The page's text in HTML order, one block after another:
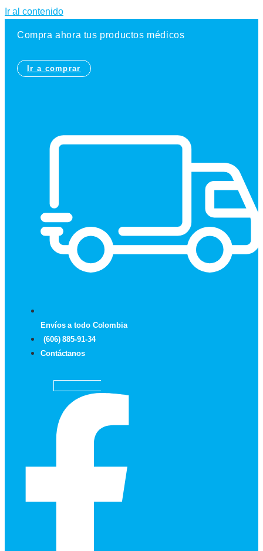
Ir al contenido
Compra ahora tus productos médicos
Ir a comprar
Envíos a todo Colombia
(606) 885-91-34
Contáctanos